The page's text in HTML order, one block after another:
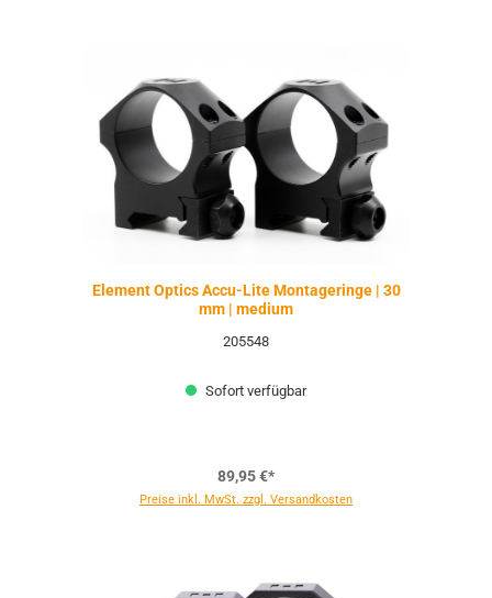
Element Optics Accu-Lite Montageringe | 30
mm | medium
205548
Sofort verfügbar
89,95 €*
Preise inkl. MwSt. zzgl. Versandkosten